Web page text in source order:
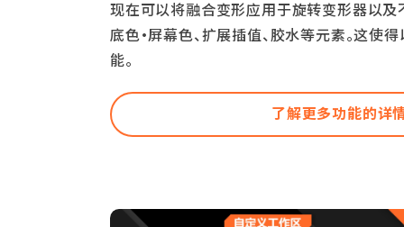
现在可以将融合变形应用于旋转变形器以及
底色・屏幕色、扩展插值、胶水等元素。这使
能。
了解更多功能的详